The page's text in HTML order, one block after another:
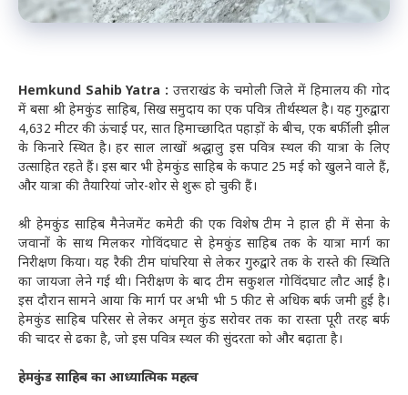
Hemkund Sahib Yatra : उत्तराखंड के चमोली जिले में हिमालय की गोद
में बसा श्री हेमकुंड साहिब, सिख समुदाय का एक पवित्र तीर्थस्थल है। यह गुरुद्वारा
4,632 मीटर की ऊंचाई पर, सात हिमाच्छादित पहाड़ों के बीच, एक बर्फीली झील
के किनारे स्थित है। हर साल लाखों श्रद्धालु इस पवित्र स्थल की यात्रा के लिए
उत्साहित रहते हैं। इस बार भी हेमकुंड साहिब के कपाट 25 मई को खुलने वाले हैं,
और यात्रा की तैयारियां जोर-शोर से शुरू हो चुकी हैं।
श्री हेमकुंड साहिब मैनेजमेंट कमेटी की एक विशेष टीम ने हाल ही में सेना के
जवानों के साथ मिलकर गोविंदघाट से हेमकुंड साहिब तक के यात्रा मार्ग का
निरीक्षण किया। यह रैकी टीम घांघरिया से लेकर गुरुद्वारे तक के रास्ते की स्थिति
का जायजा लेने गई थी। निरीक्षण के बाद टीम सकुशल गोविंदघाट लौट आई है।
इस दौरान सामने आया कि मार्ग पर अभी भी 5 फीट से अधिक बर्फ जमी हुई है।
हेमकुंड साहिब परिसर से लेकर अमृत कुंड सरोवर तक का रास्ता पूरी तरह बर्फ
की चादर से ढका है, जो इस पवित्र स्थल की सुंदरता को और बढ़ाता है।
हेमकुंड साहिब का आध्यात्मिक महत्व